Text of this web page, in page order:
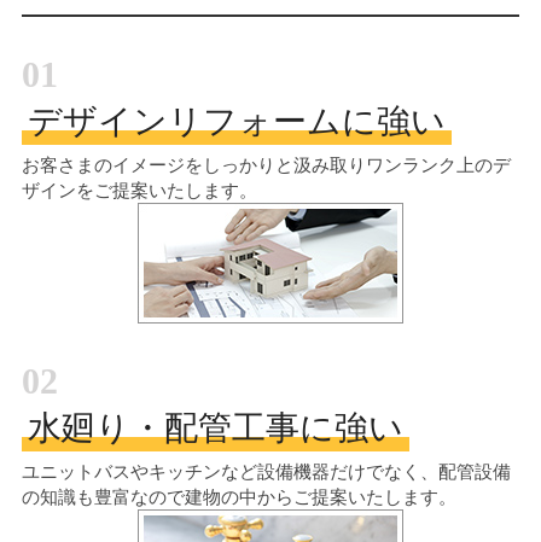
01
デザインリフォームに強い
お客さまのイメージをしっかりと汲み取り ワンランク上のデ
ザインをご提案いたします。
02
水廻り・配管工事に強い
ユニットバスやキッチンなど設備機器だけでなく、配管設備
の知識も豊富なので建物の中からご提案いたします。